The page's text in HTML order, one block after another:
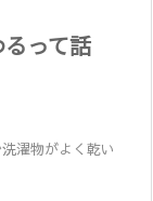
って話
濯物がよく乾い